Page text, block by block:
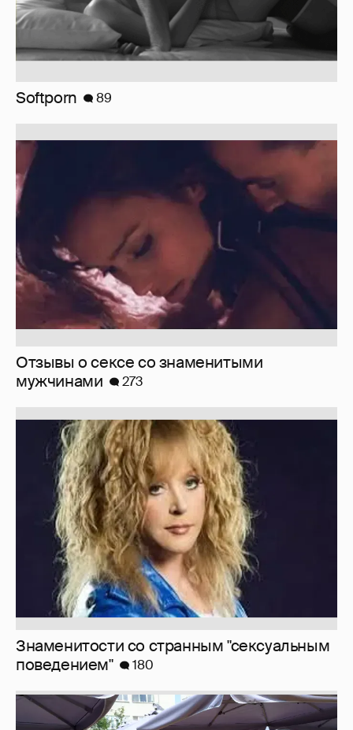
Softporn 89
Отзывы о сексе со знаменитыми
мужчинами
273
Знаменитости со странным "сексуальным
поведением"
180